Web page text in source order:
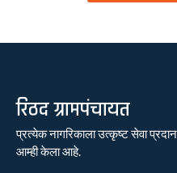
रिठद ग्रामपंचायत
प्रत्येक नागरिकाला उत्कृष्ट सेवा
आम्ही केला आहे.